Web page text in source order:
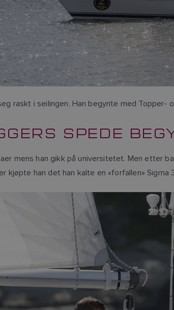
raskt i seilingen. Han begynte med Topper-
SPEDE
mens han gikk på universitetet. Men etter
han det han kalte en «forfallen» Sigma